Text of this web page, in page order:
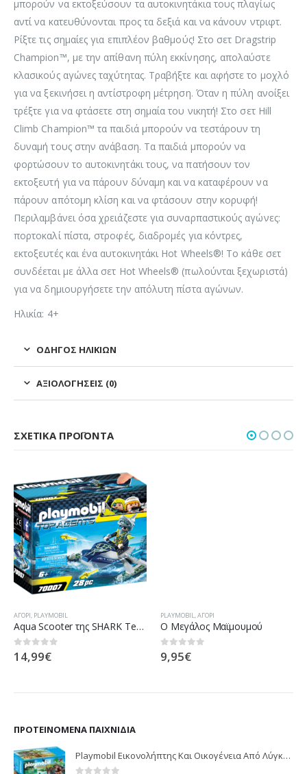
μπορούν να εκτοξεύσουν τα αυτοκινητάκια τους πλαγίως
αντί να κατευθύνονται προς τα δεξιά και να κάνουν ντριφτ.
Ρίξτε τις σημαίες για επιπλέον βαθμούς! Στο σετ Dragstrip
Champion™, με την απίθανη πύλη εκκίνησης, απολαύστε
κλασικούς αγώνες ταχύτητας. Τραβήξτε και αφήστε το μοχλό
για να ξεκινήσει η αντίστροφη μέτρηση. Όταν η πύλη ανοίξει
τρέξτε για να φτάσετε στη σημαία του νικητή! Στο σετ Hill
Climb Champion™ τα παιδιά μπορούν να τεστάρουν τη
δυναμή τους στην ανάβαση. Τα παιδιά μπορούν να
φορτώσουν το αυτοκινητάκι τους, να πατήσουν τον
εκτοξευτή για να πάρουν δύναμη και να καταφέρουν να
πάρουν απότομη κλίση και να φτάσουν στην κορυφή!
Περιλαμβάνει όσα χρειάζεστε για συναρπαστικούς αγώνες:
πορτοκαλί πίστα, στροφές, διαδρομές για κόντρες,
εκτοξευτές και ένα αυτοκινητάκι Hot Wheels®! Το κάθε σετ
συνδέεται με άλλα σετ Hot Wheels® (πωλούνται ξεχωριστά)
για να δημιουργήσετε την απόλυτη πίστα αγώνων.
Ηλικία: 4+
ΟΔΗΓΌΣ ΗΛΙΚΙΏΝ
ΑΞΙΟΛΟΓΉΣΕΙΣ (0)
ΣΧΕΤΙΚΆ ΠΡΟΪΌΝΤΑ
ΑΓΌΡΙ, PLAYMOBIL
Aqua Scooter της SHARK Team
0 out of 5
14,99€
PLAYMOBIL,ΑΓΌΡΙ
Ο Μεγάλος Μαϊμουμού
0out of 5
9,95€
ΠΡΟΤΕΙΝΌΜΕΝΑ ΠΑΙΧΝΊΔΙΑ
Playmobil Εικονολήπτης Και Οικογένεια Από Λύγκες 5561